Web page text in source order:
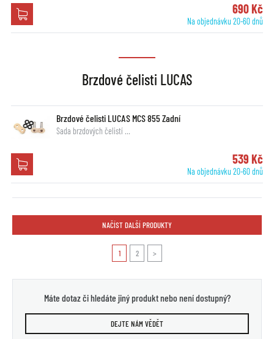
690 Kč
Na objednávku 20-60 dnů
Brzdové čelisti LUCAS
Brzdové čelisti LUCAS MCS 855 Zadní
Sada brzdových čelistí …
539 Kč
Na objednávku 20-60 dnů
NAČÍST DALŠÍ PRODUKTY
1 2 >
Máte dotaz či hledáte jiný produkt nebo není dostupný?
DEJTE NÁM VĚDĚT